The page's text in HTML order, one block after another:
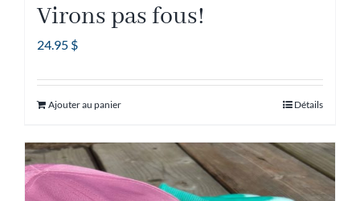
Virons pas fous!
24.95 $
Ajouter au panier Détails